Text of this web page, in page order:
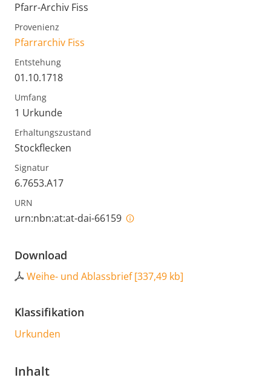
Pfarr-Archiv Fiss
Provenienz
Pfarrarchiv Fiss
Entstehung
01.10.1718
Umfang
1 Urkunde
Erhaltungszustand
Stockflecken
Signatur
6.7653.A17
URN
urn:nbn:at:at-dai-66159
Download
Weihe- und Ablassbrief[337,49 kb]
Klassifikation
Urkunden
Inhalt